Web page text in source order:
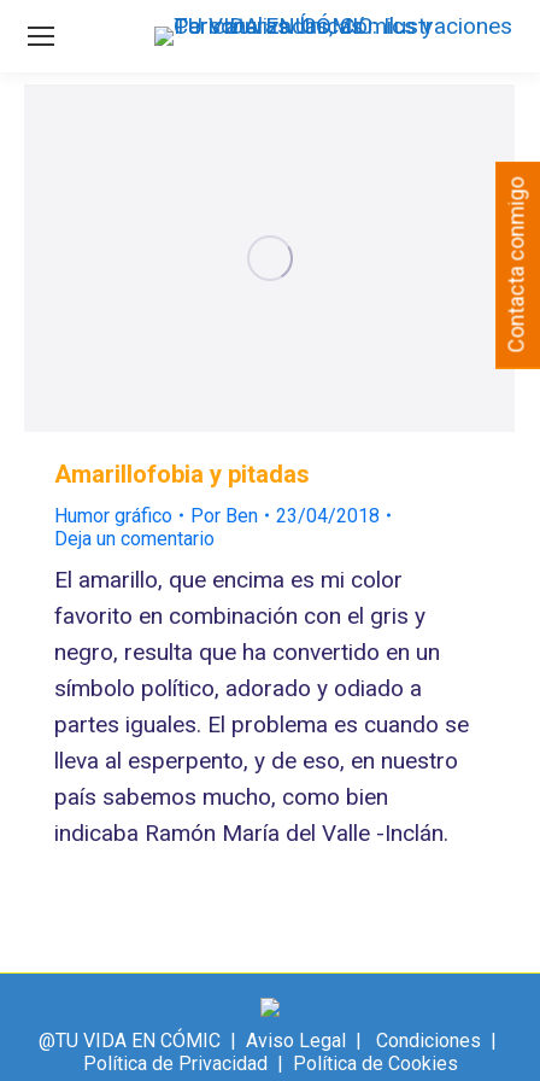
Amarillofobia y pitadas
Humor gráfico Por Ben
23/04/2018
Deja un comentario
El amarillo, que encima es mi color
favorito en combinación con el gris y
negro, resulta que ha convertido en un
símbolo político, adorado y odiado a
partes iguales. El problema es cuando se
lleva al esperpento, y de eso, en nuestro
país sabemos mucho, como bien
indicaba Ramón María del Valle -Inclán.
@TU VIDA EN CÓMIC | Aviso Legal | Condiciones |
Política de Privacidad| Política de Cookies
Contacta conmigo